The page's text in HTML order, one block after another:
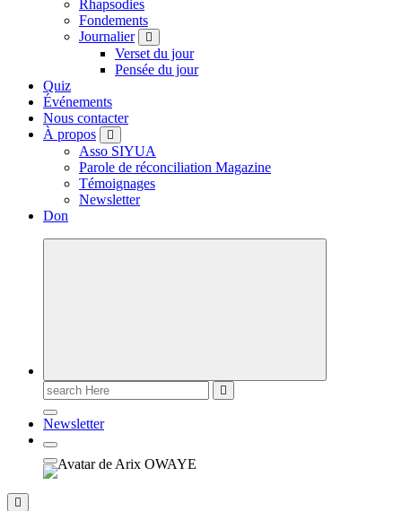
Rhapsodies
Fondements
Journalier
Verset du jour
Pensée du jour
Quiz
Événements
Nous contacter
À propos
Asso SIYUA
Parole de réconciliation Magazine
Témoignages
Newsletter
Don
Newsletter